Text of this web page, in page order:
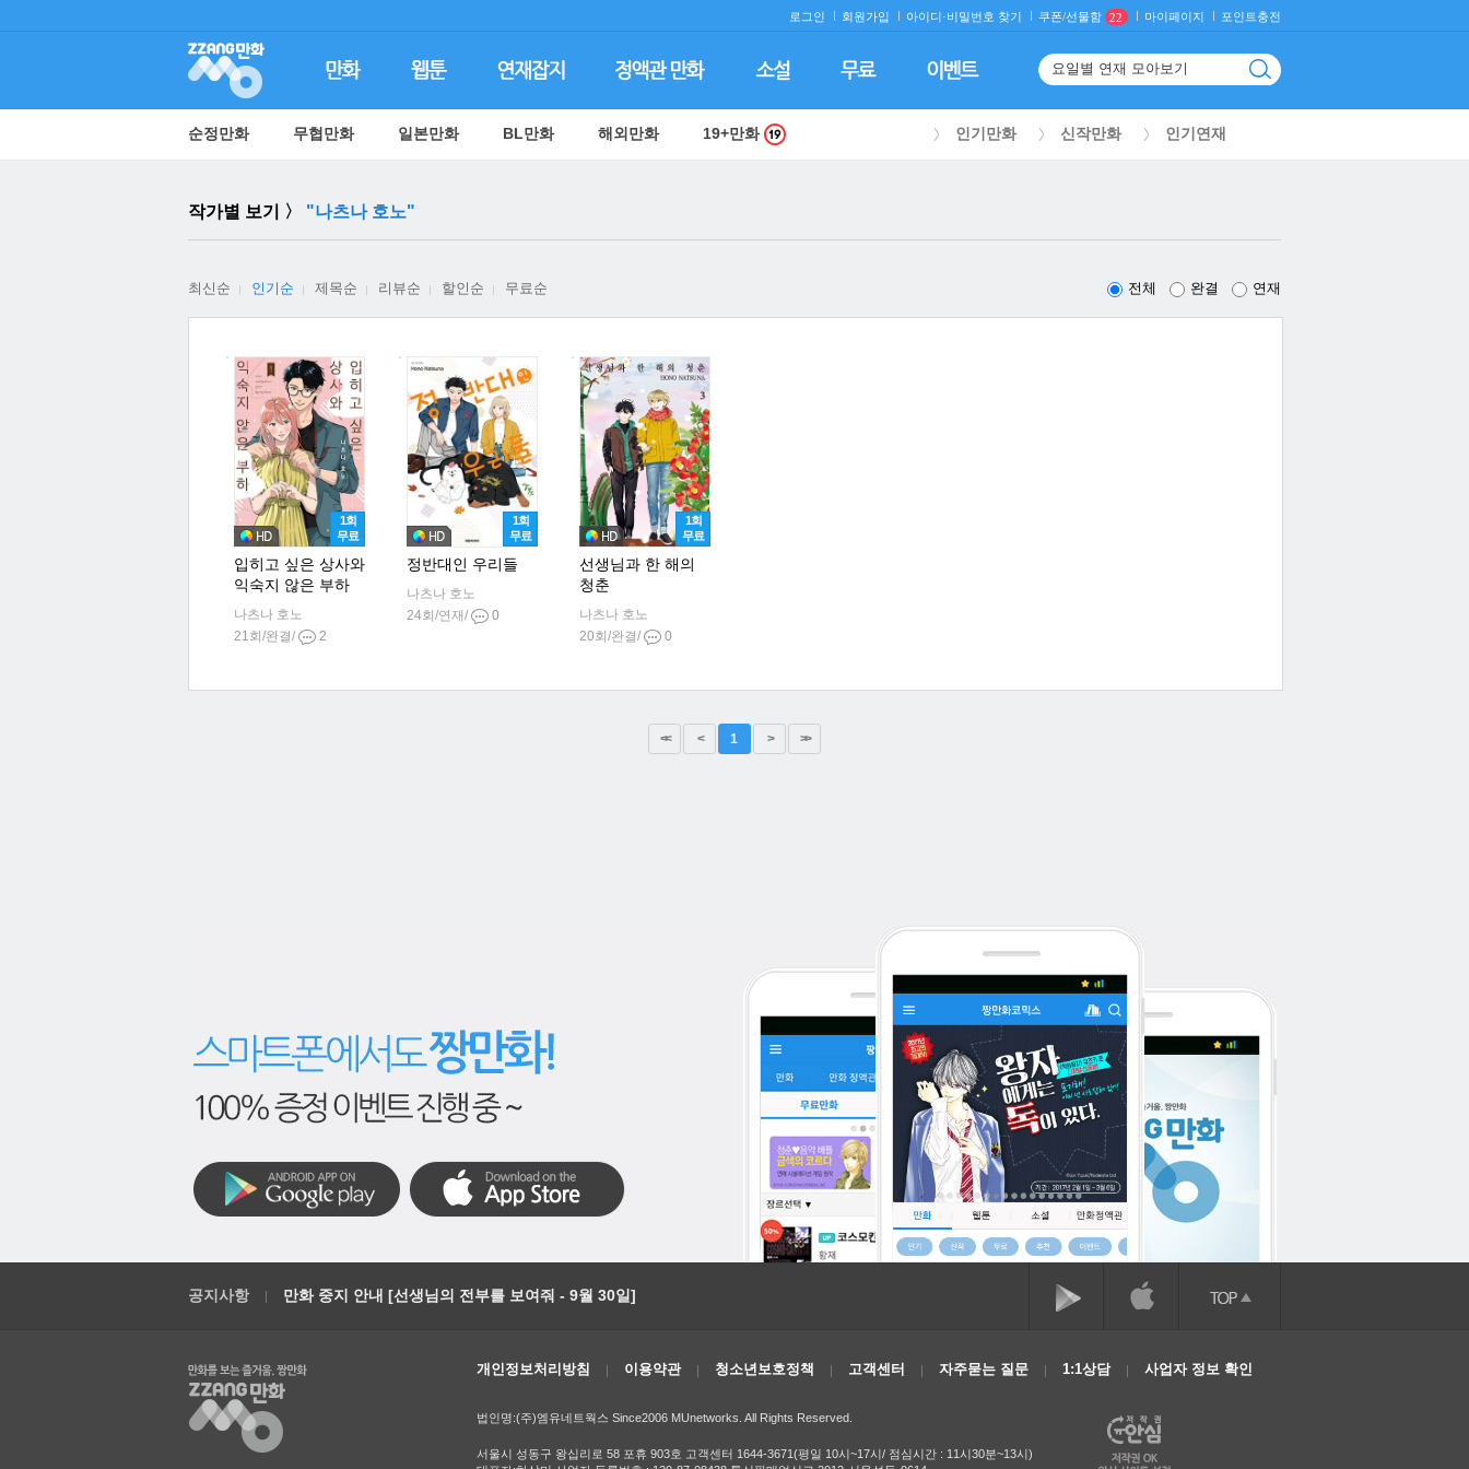
로그인 회원가입 아이디·비밀번호 찾기 쿠폰/선물함 22 마이페이지 포인트충전
순정만화 무협만화 일본만화 BL만화 해외만화 19+만화 인기만화 신작만화 인기연재
작가별 보기 〉 "나츠나 호노"
최신순 인기순 제목순 리뷰순 할인순 무료순 전체 완결 연재
1회
무료
입히고 싶은 상사와
익숙지 않은 부하
나츠나 호노
21회/완결/
2
1회
무료
정반대인 우리들
나츠나 호노
24회/연재/
0
1회
무료
선생님과 한 해의
청춘
나츠나 호노
20회/완결/
0
<< < 1 > >>
공지사항 만화 중지 안내 [선생님의 전부를 보여줘 - 9월 30일]
개인정보처리방침 이용약관 청소년보호정책 고객센터 자주묻는 질문 1:1상담 사업자 정보 확인
법인명:(주)엠유네트웍스 Since2006 MUnetworks. All Rights Reserved.
서울시 성동구 왕십리로 58 포휴 903호 고객센터 1644-3671(평일 10시~17시/ 점심시간 : 11시30분~13시)